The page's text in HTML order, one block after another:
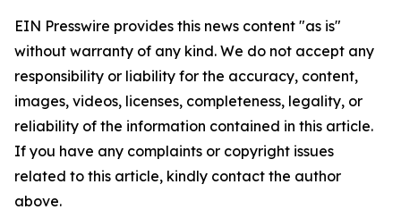
EIN Presswire provides this news content "as is"
without warranty of any kind. We do not accept any
responsibility or liability for the accuracy, content,
images, videos, licenses, completeness, legality, or
reliability of the information contained in this article.
If you have any complaints or copyright issues
related to this article, kindly contact the author
above.